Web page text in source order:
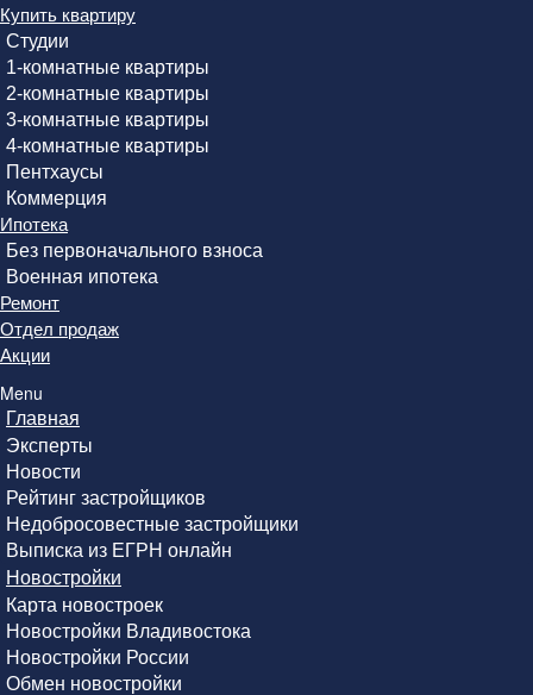
Купить квартиру
Студии
1-комнатные квартиры
2-комнатные квартиры
3-комнатные квартиры
4-комнатные квартиры
Пентхаусы
Коммерция
Ипотека
Без первоначального взноса
Военная ипотека
Ремонт
Отдел продаж
Акции
Menu
Главная
Эксперты
Новости
Рейтинг застройщиков
Недобросовестные застройщики
Выписка из ЕГРН онлайн
Новостройки
Карта новостроек
Новостройки Владивостока
Новостройки России
Обмен новостройки